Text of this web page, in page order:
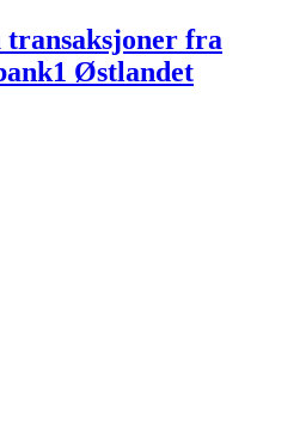
transaksjoner fra
Østlandet